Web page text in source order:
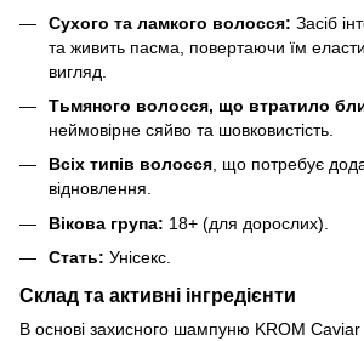
Сухого та ламкого волосся: Засіб
та живить пасма, повертаючи їм
вигляд.
Тьмяного волосся, що втратило
неймовірне сяйво та шовковистість.
Всіх типів волосся, що потребує
відновлення.
Вікова група: 18+ (для дорослих).
Стать: Унісекс.
Склад та активні інгредієнти
В основі захисного шампуню KROM Caviar